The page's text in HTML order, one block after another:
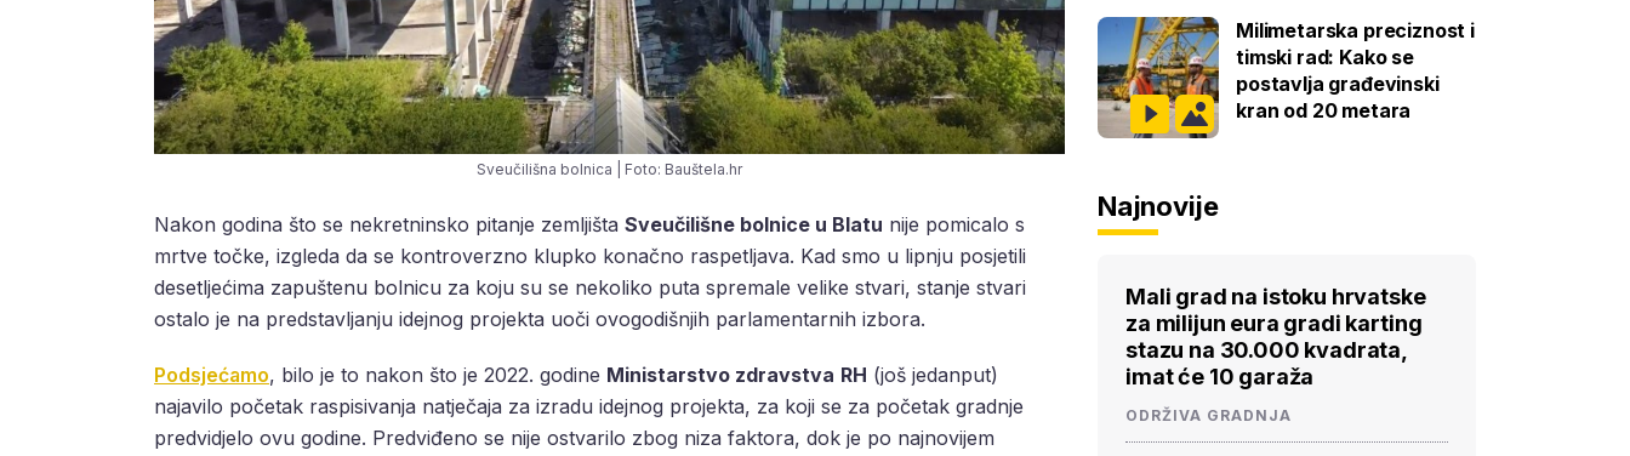
Sveučilišna bolnica | Foto: Bauštela.hr
Nakon godina što se nekretninsko pitanje zemljišta Sveučilišne bolnice u Blatu nije pomicalo s
mrtve točke, izgleda da se kontroverzno klupko konačno raspetljava. Kad smo u lipnju posjetili
desetljećima zapuštenu bolnicu za koju su se nekoliko puta spremale velike stvari, stanje stvari
ostalo je na predstavljanju idejnog projekta uoči ovogodišnjih parlamentarnih izbora.
Podsjećamo, bilo je to nakon što je 2022. godine Ministarstvo zdravstva RH (još jedanput)
najavilo početak raspisivanja natječaja za izradu idejnog projekta, za koji se za početak gradnje
predvidjelo ovu godine. Predviđeno se nije ostvarilo zbog niza faktora, dok je po najnovijem
Milimetarska preciznost i
timski rad: Kako se
postavlja građevinski
kran od 20 metara
Najnovije
Mali grad na istoku hrvatske
za milijun eura gradi karting
stazu na 30.000 kvadrata,
imat će 10 garaža
ODRŽIVA GRADNJA